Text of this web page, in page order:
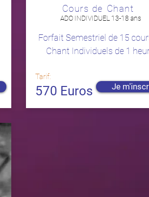
Cours de Chant
ADO INDIVIDUEL 13-18 ans
Forfait Semestriel de 15
Chant Individuels de 1
Tarif:
570 Euros Je